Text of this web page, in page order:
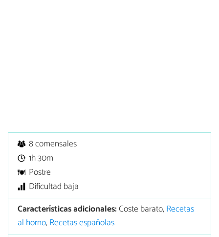
8 comensales
1h 30m
Postre
Dificultad baja
Características adicionales:Coste barato,Recetas
al horno,Recetas españolas